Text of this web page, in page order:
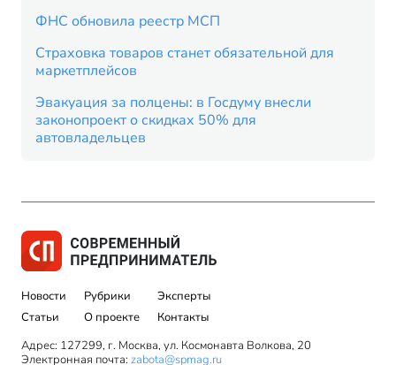
ФНС обновила реестр МСП
Страховка товаров станет обязательной для
маркетплейсов
Эвакуация за полцены: в Госдуму внесли
законопроект о скидках 50% для
автовладельцев
Новости
Статьи
Рубрики
О проекте
Эксперты
Контакты
Адрес: 127299, г. Москва, ул. Космонавта Волкова, 20
Электронная почта: zabota@spmag.ru